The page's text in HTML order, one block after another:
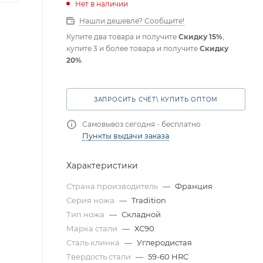
Нет в наличии
Нашли дешевле? Сообщите!
Купите два товара и получите Скидку 15%
купите 3 и более товара и получите Скидку
20%
ЗАПРОСИТЬ СЧЁТ\ КУПИТЬ ОПТОМ
Самовывоз сегодня - бесплатно
Пункты выдачи заказа
Характеристики
Страна производитель — Франция
Серия ножа — Tradition
Тип ножа — Складной
Марка стали — ХС90
Сталь клинка — Углеродистая
Твердость стали — 59-60 HRC